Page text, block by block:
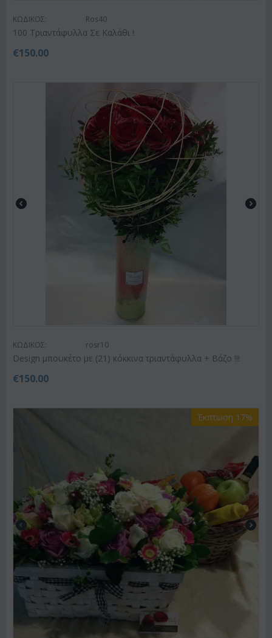
ΚΩΔΙΚΟΣ: Ros40
100 Τριαντάφυλλα Σε Καλάθι !
€150.00
ΚΩΔΙΚΟΣ: rosr10
Design μπουκέτο με (21) κόκκινα τριαντάφυλλα + Βάζο !!!
€150.00
Έκπτωση 17%